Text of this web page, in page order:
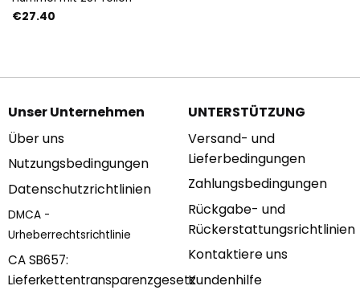
€27.40
Unser Unternehmen
Über uns
Nutzungsbedingungen
Datenschutzrichtlinien
DMCA -
Urheberrechtsrichtlinie
CA SB657:
Lieferkettentransparenzgesetz
UNTERSTÜTZUNG
Versand- und
Lieferbedingungen
Zahlungsbedingungen
Rückgabe- und
Rückerstattungsrichtlinien
Kontaktiere uns
Kundenhilfe